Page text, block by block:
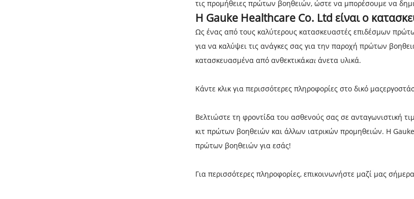
τις προμήθειες πρώτων βοηθειών, ώστε να μπορέσουμε να
Η Gauke Healthcare Co. Ltd είναι ο
Ως ένας από τους καλύτερους κατασκευαστές επιδέσμων
για να καλύψει τις ανάγκες σας για την παροχή πρώτων
κατασκευασμένα από ανθεκτικάκαι άνετα υλικά.
Κάντε κλικ για περισσότερες πληροφορίες στο δικό μας
Βελτιώστε τη φροντίδα του ασθενούς σας σε ανταγωνιστική
κιτ πρώτων βοηθειών και άλλων ιατρικών προμηθειών. Η
πρώτων βοηθειών για εσάς!
Για περισσότερες πληροφορίες, επικοινωνήστε μαζί μας